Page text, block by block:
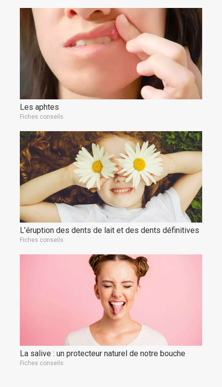
Les aphtes
Fiches conseils
L’éruption des dents de lait et des dents définitives
Fiches conseils
La salive : un protecteur naturel de notre bouche
Fiches conseils